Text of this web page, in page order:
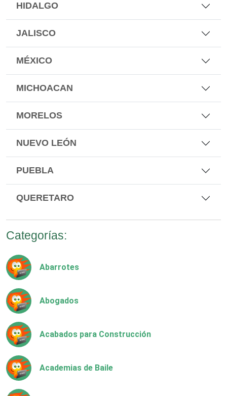
HIDALGO
JALISCO
MÉXICO
MICHOACAN
MORELOS
NUEVO LEÓN
PUEBLA
QUERETARO
Categorías:
Abarrotes
Abogados
Acabados para Construcción
Academias de Baile